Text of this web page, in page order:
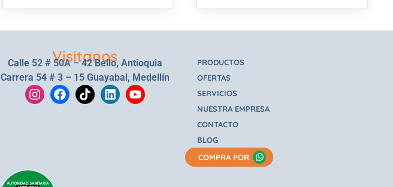
Visitanos
Calle 52 # 50A – 42 Bello, Antioquia
Carrera 54 # 3 – 15 Guayabal, Medellín
PRODUCTOS
OFERTAS
SERVICIOS
NUESTRA EMPRESA
CONTACTO
BLOG
COMPRA POR